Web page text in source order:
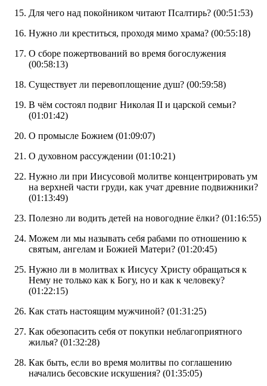
Для чего над покойником читают Псалтирь? (00:51:53)
Нужно ли креститься, проходя мимо храма? (00:55:18)
О сборе пожертвований во время богослужения
(00:58:13)
Существует ли перевоплощение душ? (00:59:58)
В чём состоял подвиг Николая II и царской семьи?
(01:01:42)
О промысле Божием (01:09:07)
О духовном рассуждении (01:10:21)
Нужно ли при Иисусовой молитве концентрировать ум
на верхней части груди, как учат древние подвижники?
(01:13:49)
Полезно ли водить детей на новогодние ёлки? (01:16:55)
Можем ли мы называть себя рабами по отношению к
святым, ангелам и Божией Матери? (01:20:45)
Нужно ли в молитвах к Иисусу Христу обращаться к
Нему не только как к Богу, но и как к человеку?
(01:22:15)
Как стать настоящим мужчиной? (01:31:25)
Как обезопасить себя от покупки неблагоприятного
жилья? (01:32:28)
Как быть, если во время молитвы по соглашению
начались бесовские искушения? (01:35:05)